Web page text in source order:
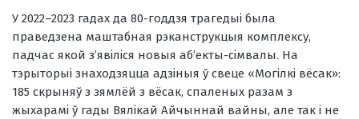
У 2022–2023 гадах да 80-годдзя трагедыі была
праведзена маштабная рэканструкцыя комплексу,
падчас якой з’явіліся новыя аб’екты-сімвалы. На
тэрыторыі знаходзяцца адзіныя ў свеце «Могілкі вёсак»:
185 скрыняў з зямлёй з вёсак, спаленых разам з
жыхарамі ў гады Вялікай Айчыннай вайны, але так і не